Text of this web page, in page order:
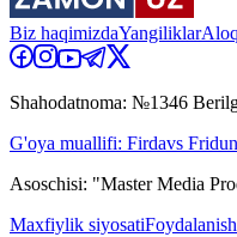
Biz haqimizdaYangiliklar
Shahodatnoma: №1346
G'oya muallifi: Firdavs
Asoschisi: "Master Media
Maxfiylik siyosati